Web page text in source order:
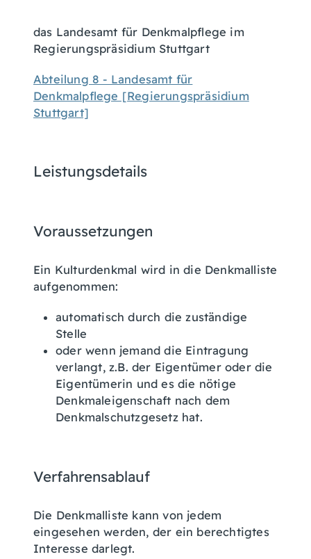
das Landesamt für Denkmalpflege im
Regierungspräsidium Stuttgart
Abteilung 8 - Landesamt für
Denkmalpflege [Regierungspräsidium
Stuttgart]
Leistungsdetails
Voraussetzungen
Ein Kulturdenkmal wird in die Denkmalliste
aufgenommen:
automatisch durch die zuständige
Stelle
oder wenn jemand die Eintragung
verlangt, z.B. der Eigentümer oder die
Eigentümerin und es die nötige
Denkmaleigenschaft nach dem
Denkmalschutzgesetz hat.
Verfahrensablauf
Die Denkmalliste kann von jedem
eingesehen werden, der ein berechtigtes
Interesse darlegt.